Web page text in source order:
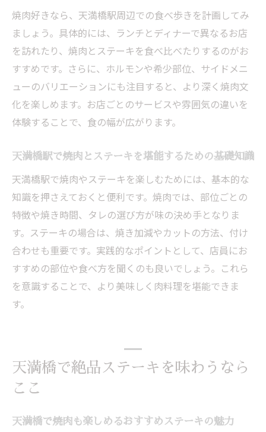
天満橋で焼肉とステーキの贅沢ランチ体験
天満橋駅周辺のステーキと焼肉のおすすめ店
焼肉好き必見の天満橋駅エリアおすすめ店
紹介
天満橋駅近くで味わう焼肉とステーキの魅
力
天満橋駅周辺で焼肉もステーキも楽しめる
店
ランチにも最適な天満橋の焼肉ステーキ店
天満橋駅で外せない焼肉とステーキの名店
情報
天満橋の人気焼肉店で豪華なランチを楽しむ
天満橋の焼肉人気店で味わう贅沢ランチ体
焼肉とステーキどちらも楽しめるランチの
ポイント
介
焼肉好きなら、天満橋駅周辺での食べ歩きを計画してみ
ましょう。具体的には、ランチとディナーで異なるお店
を訪れたり、焼肉とステーキを食べ比べたりするのがお
すすめです。さらに、ホルモンや希少部位、サイドメニ
ューのバリエーションにも注目すると、より深く焼肉文
化を楽しめます。お店ごとのサービスや雰囲気の違いを
体験することで、食の幅が広がります。
天満橋駅で焼肉とステーキを堪能するための基礎知識
天満橋駅で焼肉やステーキを楽しむためには、基本的な
知識を押さえておくと便利です。焼肉では、部位ごとの
特徴や焼き時間、タレの選び方が味の決め手となりま
す。ステーキの場合は、焼き加減やカットの方法、付け
合わせも重要です。実践的なポイントとして、店員にお
すすめの部位や食べ方を聞くのも良いでしょう。これら
を意識することで、より美味しく肉料理を堪能できま
す。
天満橋で絶品ステーキを味わうなら
ここ
天満橋で焼肉も楽しめるおすすめステーキの魅力